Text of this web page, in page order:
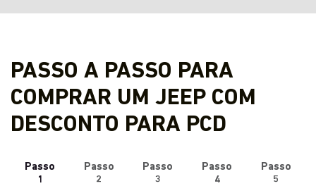
PASSO A PASSO PARA
COMPRAR UM JEEP COM
DESCONTO PARA PCD
Passo
1
Passo
2
Passo
3
Passo
4
Passo
5